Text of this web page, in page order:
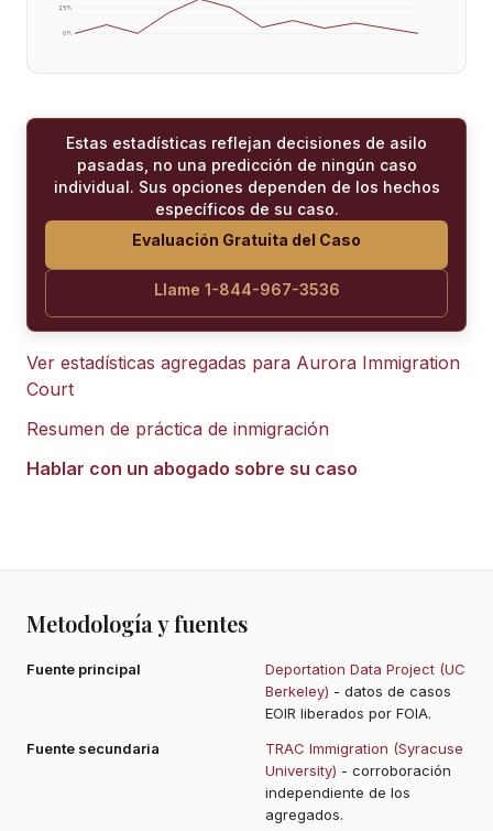
0%
25%
Estas estadísticas reflejan decisiones de asilo
pasadas, no una predicción de ningún caso
individual. Sus opciones dependen de los hechos
específicos de su caso.
Evaluación Gratuita del Caso
Llame 1-844-967-3536
Ver estadísticas agregadas para Aurora Immigration
Court
Resumen de práctica de inmigración
Hablar con un abogado sobre su caso
Metodología y fuentes
Fuente principal
Deportation Data Project (UC
Berkeley) - datos de casos
EOIR liberados por FOIA.
Fuente secundaria
TRAC Immigration (Syracuse
University) - corroboración
independiente de los
agregados.